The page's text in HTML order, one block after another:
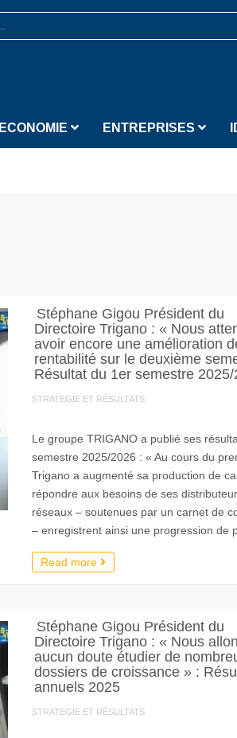
ECONOMIE ENTREPRISES
Stéphane Gigou Président du
Directoire Trigano : « Nous
avoir encore une amélioration
rentabilité sur le deuxième
Résultat du 1er semestre 2025/
STRATEGIE ET RÉSULTATS
Le groupe TRIGANO a publié ses
semestre 2025/2026 : « Au cours du
Trigano a augmenté sa production de
répondre aux besoins de ses
réseaux – soutenues par un carnet de
– enregistrent ainsi une progression de
Read more
Stéphane Gigou Président du
Directoire Trigano : « Nous
aucun doute étudier de
dossiers de croissance » :
annuels 2025
STRATEGIE ET RÉSULTATS